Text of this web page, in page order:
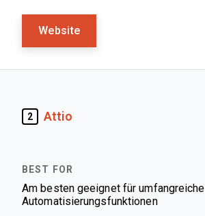
Website
2 Attio
Am besten geeignet für umfangreiche
Automatisierungsfunktionen